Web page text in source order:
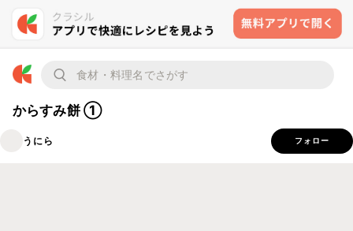
からすみ餅 ①
うにら フォロー